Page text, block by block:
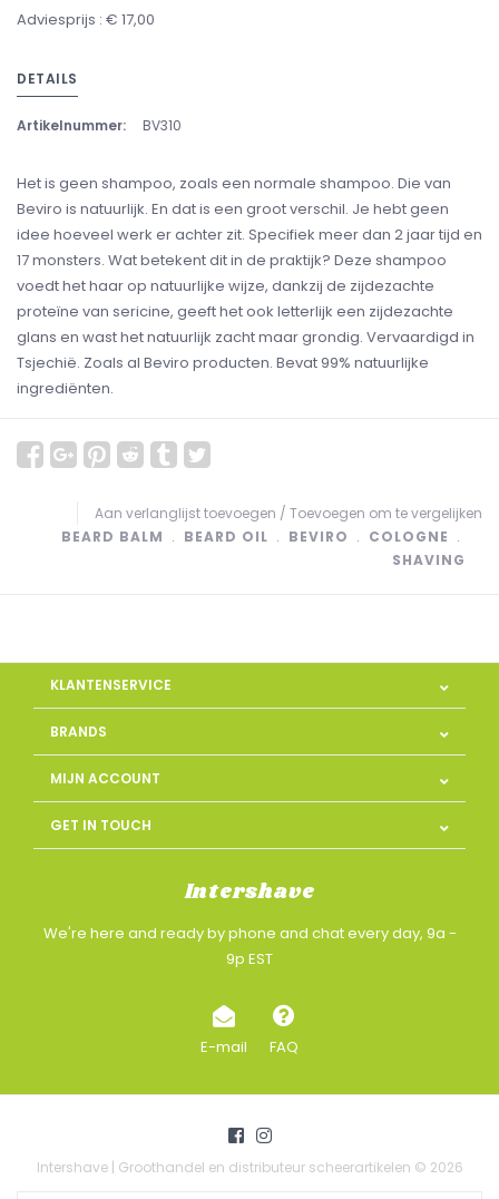
Adviesprijs : € 17,00
DETAILS
Artikelnummer: BV310
Het is geen shampoo, zoals een normale shampoo. Die van
Beviro is natuurlijk. En dat is een groot verschil. Je hebt geen
idee hoeveel werk er achter zit. Specifiek meer dan 2 jaar tijd en
17 monsters. Wat betekent dit in de praktijk? Deze shampoo
voedt het haar op natuurlijke wijze, dankzij de zijdezachte
proteïne van sericine, geeft het ook letterlijk een zijdezachte
glans en wast het natuurlijk zacht maar grondig. Vervaardigd in
Tsjechië. Zoals al Beviro producten. Bevat 99% natuurlijke
ingrediënten.
Aan verlanglijst toevoegen / Toevoegen om te vergelijken
BEARD BALM ﹒ BEARD OIL ﹒ BEVIRO ﹒ COLOGNE ﹒
SHAVING
KLANTENSERVICE
BRANDS
MIJN ACCOUNT
GET IN TOUCH
Intershave
We're here and ready by phone and chat every day, 9a -
9p EST
E-mail FAQ
Intershave | Groothandel en distributeur scheerartikelen © 2026